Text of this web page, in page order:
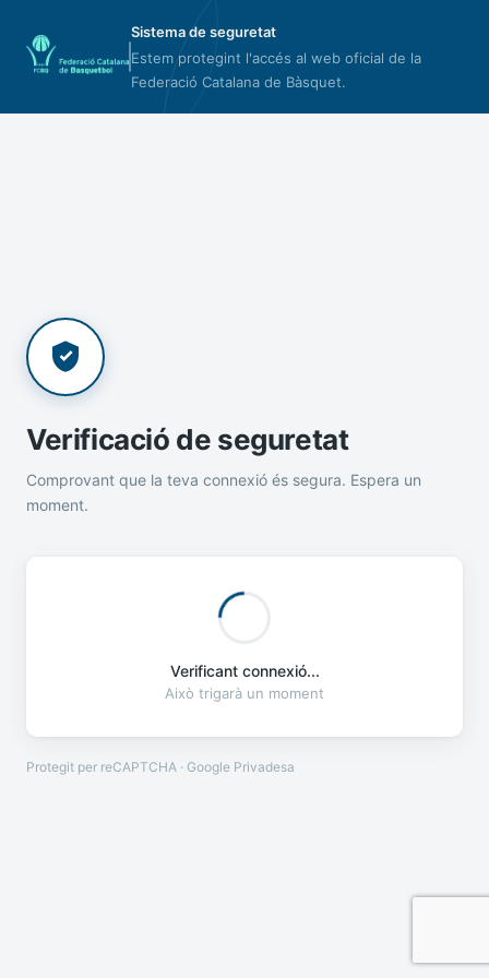
Sistema de seguretat
Estem protegint l'accés al web oficial de la
Federació Catalana de Bàsquet.
Verificació de seguretat
Comprovant que la teva connexió és segura. Espera un
moment.
Verificant connexió...
Això trigarà un moment
Protegit per reCAPTCHA · Google Privadesa